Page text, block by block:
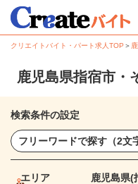
クリエイトバイト・パート求人TOP ＞
鹿児島県指宿市・
検索条件の設定
エリア 鹿児島県(